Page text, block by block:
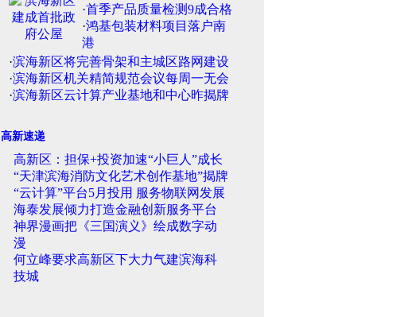
·首季产品质量检测9成合格
·鸿基包装材料项目落户南
港
·滨海新区将完善骨架和主城区路网建设
·滨海新区机关精简规范会议每周一无会
·滨海新区云计算产业基地和中心昨揭牌
高新速递
高新区：担保+投资加速“小巨人”成长
“天津滨海消防文化艺术创作基地”揭牌
“云计算”平台5月投用 服务物联网发展
海泰发展倾力打造金融创新服务平台
神界漫画把《三国演义》绘成数字动
漫
何立峰要求高新区下大力气建滨海科
技城